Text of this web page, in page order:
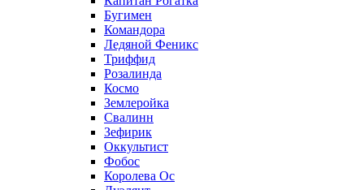
Бугимен
Командора
Ледяной Феникс
Триффид
Розалинда
Космо
Землеройка
Свалинн
Зефирик
Оккультист
Фобос
Королева Ос